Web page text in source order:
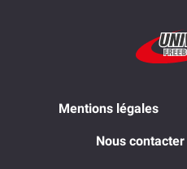
Mentions légales
Nous contacter